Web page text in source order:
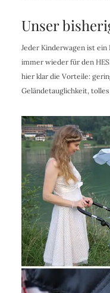
Unser
Jeder Kinderwagen ist
immer wieder für den
hier klar die Vorteile:
Geländetauglichkeit,